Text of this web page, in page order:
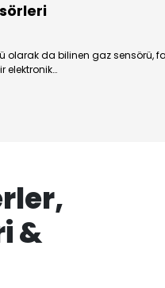
olarak da bilinen gaz sensörü,
elektronik…
&